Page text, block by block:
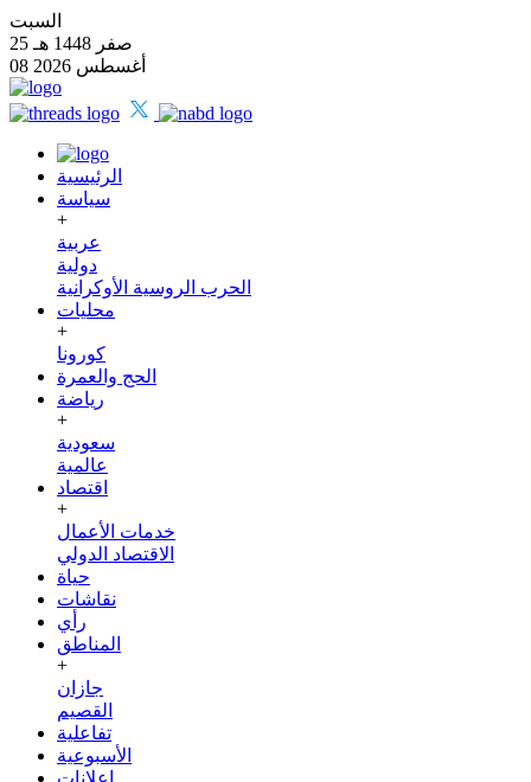
السبت
25 صفر 1448 هـ
08 أغسطس 2026
الرئيسية
سياسة
+
عربية
دولية
الحرب الروسية الأوكرانية
محليات
+
كورونا
الحج والعمرة
رياضة
+
سعودية
عالمية
اقتصاد
+
خدمات الأعمال
الاقتصاد الدولي
حياة
نقاشات
رأي
المناطق
+
جازان
القصيم
تفاعلية
الأسبوعية